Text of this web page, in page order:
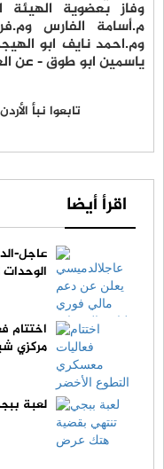
وفاز بعضوية الهيئة
م.أسامة الفارس
وم.احمد نايف ابو
ياسمين ابو طوق - عن
تابعوا نبأ
اقرأ أيضا
عاجل-
الوحدات
اختتام
مركزي
لعبة